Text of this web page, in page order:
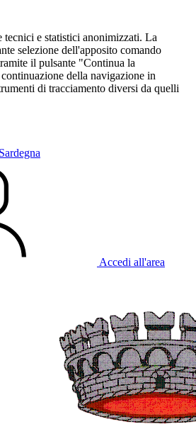
e statistici anonimizzati. La
selezione dell'apposito comando
il pulsante "Continua la
della navigazione in
di tracciamento diversi da quelli
Accedi all'area